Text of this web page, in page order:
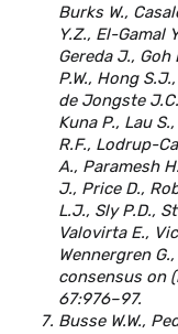
Burks W.,
Y.Z., El-Gamal
Gereda J., Goh
P.W., Hong
de Jongste
Kuna P., Lau
R.F., Lodrup-
A., Paramesh
J., Price D.,
L.J., Sly P.D.,
Valovirta E.,
Wennergren
consensus on
67:976–97.
Busse W.W.,